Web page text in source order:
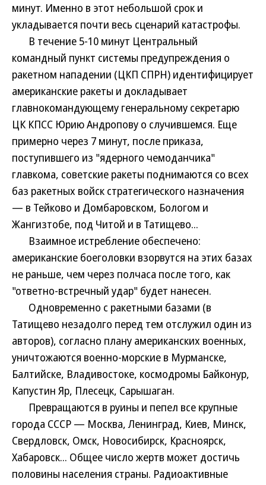
минут. Именно в этот небольшой срок и
укладывается почти весь сценарий катастрофы.
В течение 5-10 минут Центральный
командный пункт системы предупреждения о
ракетном нападении (ЦКП СПРН) идентифицирует
американские ракеты и докладывает
главнокомандующему генеральному секретарю
ЦК КПСС Юрию Андропову о случившемся. Еще
примерно через 7 минут, после приказа,
поступившего из "ядерного чемоданчика"
главкома, советские ракеты поднимаются со всех
баз ракетных войск стратегического назначения
— в Тейково и Домбаровском, Бологом и
Жангизтобе, под Читой и в Татищево...
Взаимное истребление обеспечено:
американские боеголовки взорвутся на этих базах
не раньше, чем через полчаса после того, как
"ответно-встречный удар" будет нанесен.
Одновременно с ракетными базами (в
Татищево незадолго перед тем отслужил один из
авторов), согласно плану американских военных,
уничтожаются военно-морские в Мурманске,
Балтийске, Владивостоке, космодромы Байконур,
Капустин Яр, Плесецк, Сарышаган.
Превращаются в руины и пепел все крупные
города СССР — Москва, Ленинград, Киев, Минск,
Свердловск, Омск, Новосибирск, Красноярск,
Хабаровск... Общее число жертв может достичь
половины населения страны. Радиоактивные